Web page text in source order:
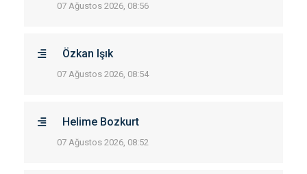
07 Ağustos 2026, 08:56
Özkan Işık
07 Ağustos 2026, 08:54
Helime Bozkurt
07 Ağustos 2026, 08:52